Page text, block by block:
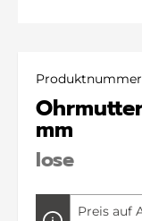
mm
lose
Preis auf